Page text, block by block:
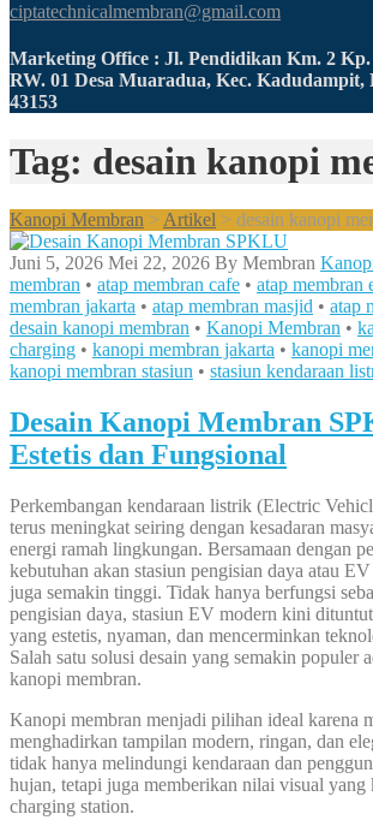
ciptatechnicalmembran@gmail.com
Marketing Office : Jl. Pendidikan Km. 2
RW. 01 Desa Muaradua, Kec. Kadudampit,
43153
Tag: desain kanopi
Kanopi Membran > Artikel > desain kanopi
Juni 5, 2026 Mei 22, 2026 By Membran
membran • atap membran cafe • atap membran
membran jakarta • atap membran masjid • atap
desain kanopi membran • Kanopi Membran •
charging • kanopi membran jakarta • kanopi
kanopi membran stasiun • stasiun kendaraan
Desain Kanopi Membran
Estetis dan Fungsional
Perkembangan kendaraan listrik (Electric
terus meningkat seiring dengan kesadaran
energi ramah lingkungan. Bersamaan dengan
kebutuhan akan stasiun pengisian daya atau
juga semakin tinggi. Tidak hanya berfungsi
pengisian daya, stasiun EV modern kini
yang estetis, nyaman, dan mencerminkan
Salah satu solusi desain yang semakin populer
kanopi membran.
Kanopi membran menjadi pilihan ideal karena
menghadirkan tampilan modern, ringan, dan
tidak hanya melindungi kendaraan dan
hujan, tetapi juga memberikan nilai visual yang
charging station.